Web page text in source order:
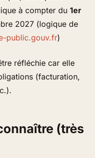
à compter du1er
2027 (logique de
public.gouv.fr)
réfléchie car elle
(facturation,
(très